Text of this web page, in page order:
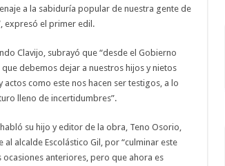
a la sabiduría popular de nuestra gente de
expresó el primer edil.
Clavijo, subrayó que “desde el Gobierno
debemos dejar a nuestros hijos y nietos
como este nos hacen ser testigos, a lo
lleno de incertidumbres”.
su hijo y editor de la obra, Teno Osorio,
alcalde Escolástico Gil, por “culminar este
anteriores, pero que ahora es